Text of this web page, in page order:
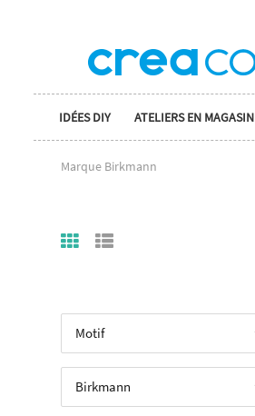
IDÉES DIY ATELIERS EN MAGASIN
Marque Birkmann
Motif
Birkmann